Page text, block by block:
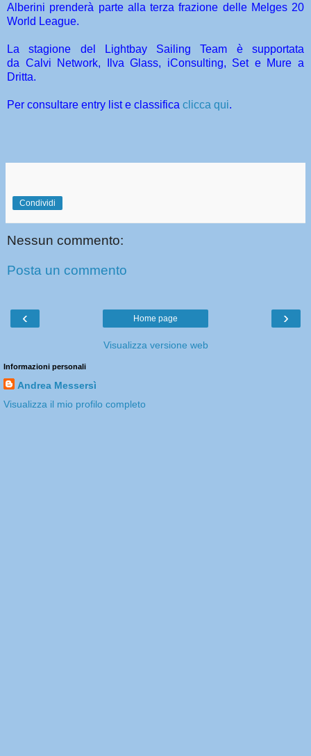
Alberini prenderà parte alla terza frazione delle Melges 20
World League.
La stagione del Lightbay Sailing Team è supportata
da Calvi Network, Ilva Glass, iConsulting, Set e Mure a
Dritta.
Per consultare entry list e classifica clicca qui.
Condividi
Nessun commento:
Posta un commento
‹ ›
Home page
Visualizza versione web
Informazioni personali
Andrea Messersì
Visualizza il mio profilo completo